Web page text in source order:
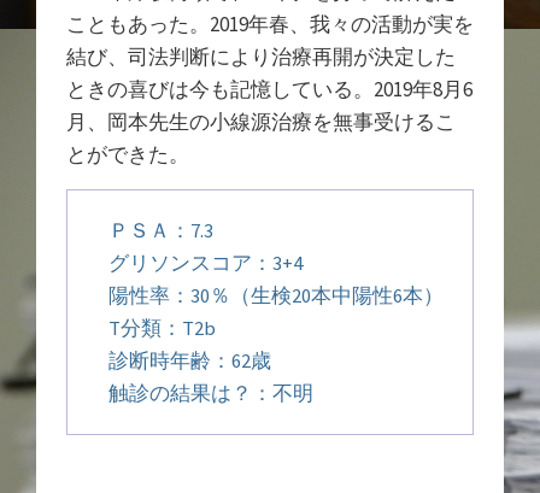
こともあった。2019年春、我々の活動が実を
結び、司法判断により治療再開が決定した
ときの喜びは今も記憶している。2019年8月6
月、岡本先生の小線源治療を無事受けるこ
とができた。
ＰＳＡ：7.3
グリソンスコア：3+4
陽性率：30％（生検20本中陽性6本）
T分類：T2b
診断時年齢：62歳
触診の結果は？：不明